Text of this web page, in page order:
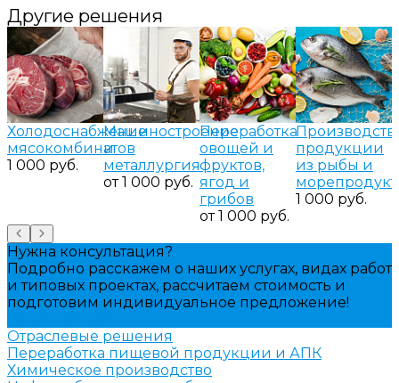
Другие решения
Холодоснабжение
мясокомбинатов
1 000 руб.
Машиностроение
и
металлургия
от 1 000 руб.
Переработка
овощей и
фруктов,
ягод и
грибов
от 1 000 руб.
продукции
из рыбы и
1 000 руб.
Нужна консультация?
Подробно расскажем о наших услугах, видах работ
и типовых проектах, рассчитаем стоимость и
подготовим индивидуальное предложение!
Отраслевые решения
Переработка пищевой продукции и АПК
Химическое производство